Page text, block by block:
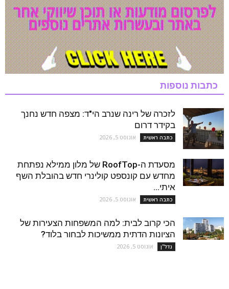
כתבות נוספות
לזכרה של רינה שנרב הי"ד: מצפה חדש נחנך
בקידר דרום
כתבה ראשית אוגוסט 5, 2026
מסעדת ה-RoofTop של מלון ממילא נפתחת
מחדש עם קונספט קולינרי חדש בהובלת השף
איתי...
כתבה ראשית אוגוסט 5, 2026
הכי קרוב לבית: למה המשפחות הצעירות של
הציונות הדתית ממשיכות לבחור בלוד?
נדל''ן אוגוסט 5, 2026